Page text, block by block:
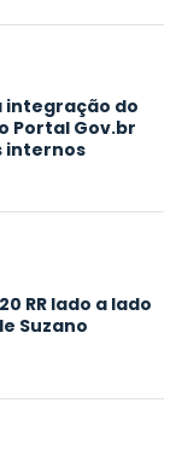
integração do
Portal Gov.br
internos
RR lado a lado
Suzano